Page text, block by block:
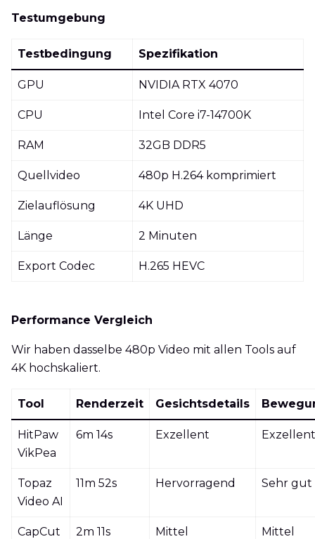
Testumgebung
Testbedingung Spezifikation
GPU NVIDIA RTX 4070
CPU Intel Core i7-14700K
RAM 32GB DDR5
Quellvideo 480p H.264 komprimiert
Zielauflösung 4K UHD
Länge 2 Minuten
Export Codec H.265 HEVC
Performance Vergleich
Wir haben dasselbe 480p Video mit allen Tools auf
4K hochskaliert.
Tool Renderzeit Gesichtsdetails
HitPaw
VikPea
6m 14s Exzellent Exzellent
Topaz
Video AI
11m 52s Hervorragend Sehr gut
CapCut 2m 11s Mittel Mittel